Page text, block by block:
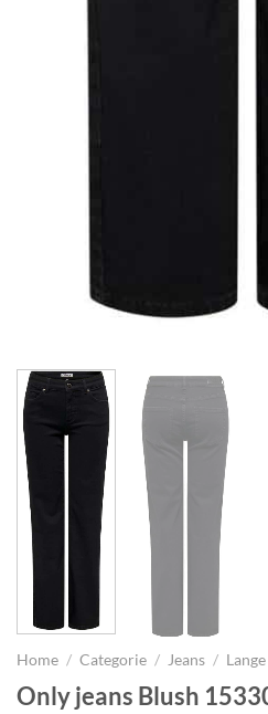
Home / Categorie / Jeans /
Only jeans Blush